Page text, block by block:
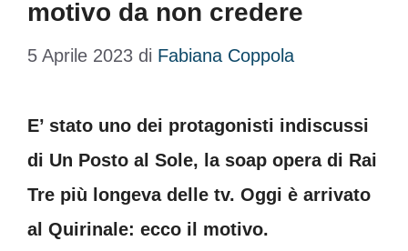
motivo da non credere
5 Aprile 2023 di Fabiana Coppola
E’ stato uno dei protagonisti indiscussi
di Un Posto al Sole, la soap opera di Rai
Tre più longeva delle tv. Oggi è arrivato
al Quirinale: ecco il motivo.